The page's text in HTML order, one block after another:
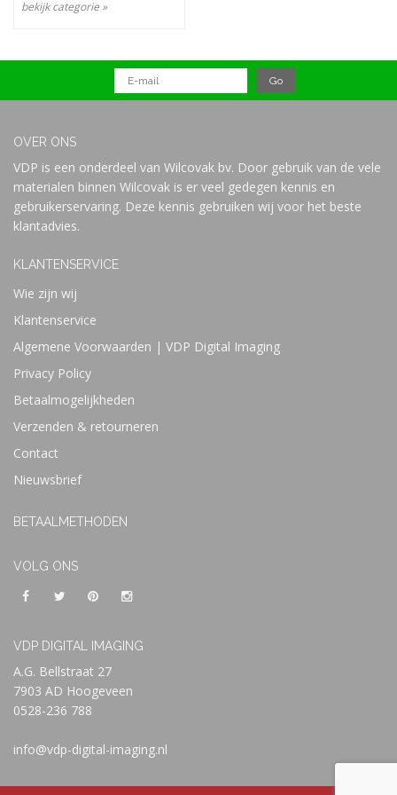
profielenmee te leveren.
bekijk categorie »
OVER ONS
VDP is een onderdeel van Wilcovak bv. Door gebruik van de vele
materialen binnen Wilcovak is er veel gedegen kennis en
gebruikerservaring. Deze kennis gebruiken wij voor het beste
klantadvies.
KLANTENSERVICE
Wie zijn wij
Klantenservice
Algemene Voorwaarden | VDP Digital Imaging
Privacy Policy
Betaalmogelijkheden
Verzenden & retourneren
Contact
Nieuwsbrief
BETAALMETHODEN
VOLG ONS
VDP DIGITAL IMAGING
A.G. Bellstraat 27
7903 AD Hoogeveen
0528-236 788
info@vdp-digital-imaging.nl